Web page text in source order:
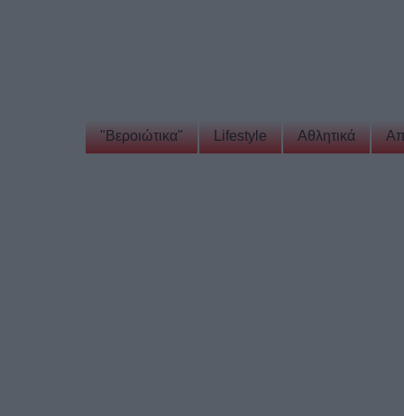
"Βεροιώτικα" Lifestyle Αθλητικά